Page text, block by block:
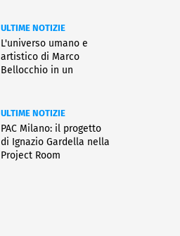
ULTIME NOTIZIE
L'universo umano e
artistico di Marco
Bellocchio in un
ULTIME NOTIZIE
PAC Milano: il progetto
di Ignazio Gardella nella
Project Room